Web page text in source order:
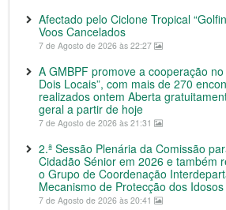
Afectado pelo Ciclone Tropical
Voos Cancelados
7 de Agosto de 2026 às 22:27
A GMBPF promove a cooperação
Dois Locais”, com mais de 270
realizados ontem Aberta
geral a partir de hoje
7 de Agosto de 2026 às 21:31
2.ª Sessão Plenária da Comissão
Cidadão Sénior em 2026 e também
o Grupo de Coordenação
Mecanismo de Protecção dos
7 de Agosto de 2026 às 20:41